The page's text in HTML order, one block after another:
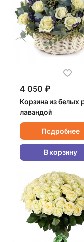
4 050 ₽
Корзина из белых
лавандой
Подробнее
В корзину